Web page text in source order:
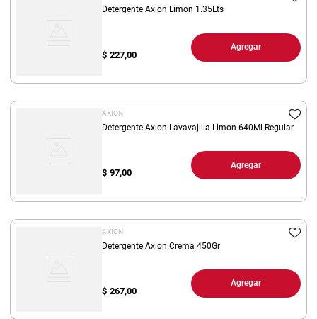
Detergente Axion Limon 1.35Lts
$ 227,00
Agregar
AXION
Detergente Axion Lavavajilla Limon 640Ml Regular
$ 97,00
Agregar
AXION
Detergente Axion Crema 450Gr
$ 267,00
Agregar